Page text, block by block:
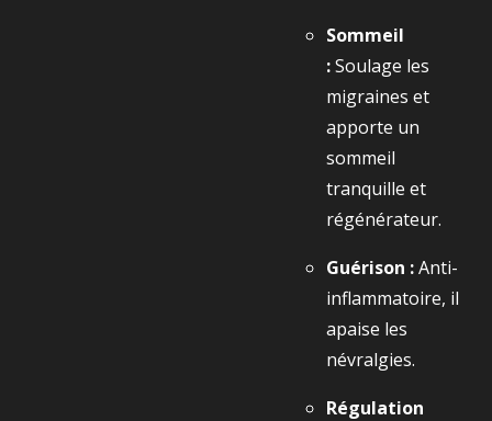
Sommeil
:Soulage les
migraines et
apporte un
sommeil
tranquille et
régénérateur.
Guérison :Anti-
inflammatoire, il
apaise les
névralgies.
Régulation